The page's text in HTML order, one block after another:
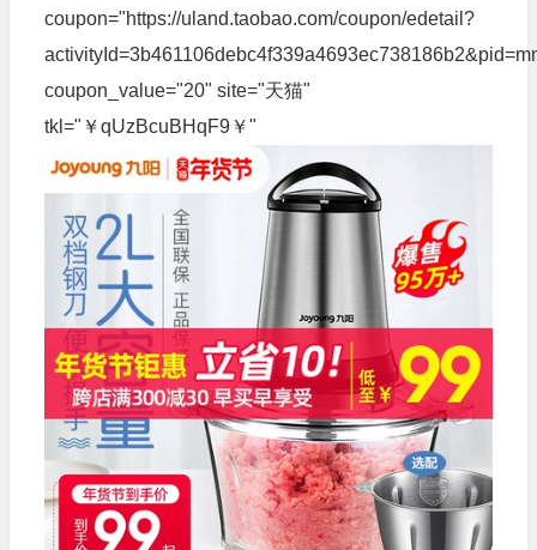
coupon="https://uland.taobao.com/coupon/edetail?
coupon_value="20" site="天猫"
tkl="￥qUzBcuBHqF9￥"